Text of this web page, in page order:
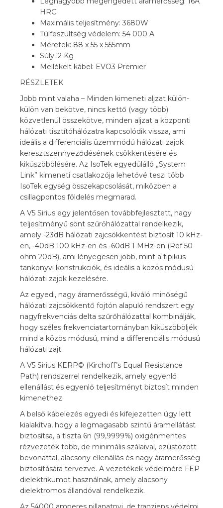
HRC
Maximális teljesítmény: 3680W
Túlfeszültség védelem: 54 000 A
Méretek: 88 x 55 x 555mm
Súly: 2 Kg
Mellékelt kábel: EVO3 Premier
RÉSZLETEK
Jobb mint valaha – Minden kimeneti aljzat külön-
külön van bekötve, nincs kettő (vagy több)
közvetlenül összekötve, minden aljzat a központi
hálózati tisztítóhálózatra kapcsolódik vissza, ami
ideális a differenciális üzemmódú hálózati zajok
keresztszennyeződésének csökkentésére és
kiküszöbölésére. Az IsoTek egyedülálló „System
Link” kimeneti csatlakozója lehetővé teszi több
IsoTek egység összekapcsolását, miközben a
csillagpontos földelés megmarad.
A V5 Sirius egy jelentősen továbbfejlesztett, nagy
teljesítményű sönt szűrőhálózattal rendelkezik,
amely -23dB hálózati zajcsökkentést biztosít 10 kHz-
en, -40dB 100 kHz-en és -60dB 1 MHz-en (Ref 50
ohm 20dB), ami lényegesen jobb, mint a tipikus
tankönyvi konstrukciók, és ideális a közös módusú
hálózati zajok kezelésére.
Az egyedi, nagy áramerősségű, kiváló minőségű
hálózati zajcsökkentő fojtón alapuló rendszert egy
nagyfrekvenciás delta szűrőhálózattal kombinálják,
hogy széles frekvenciatartományban kiküszöböljék
mind a közös módusú, mind a differenciális módusú
hálózati zajt.
A V5 Sirius KERP© (Kirchoff’s Equal Resistance
Path) rendszerrel rendelkezik, amely egyenlő
ellenállást és egyenlő teljesítményt biztosít minden
kimenethez.
A belső kábelezés egyedi és kifejezetten úgy lett
kialakítva, hogy a legmagasabb szintű áramellátást
biztosítsa, a tiszta 6n (99,9999%) oxigénmentes
rézvezeték több, de minimális szálaival, ezüstözött
bevonattal, alacsony ellenállás és nagy áramerősség
biztosítására tervezve. A vezetékek védelmére FEP
dielektrikumot használnak, amely alacsony
dielektromos állandóval rendelkezik.